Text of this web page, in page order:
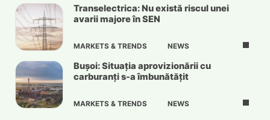
Transelectrica: Nu există riscul unei
avarii majore în SEN
MARKETS & TRENDS NEWS
Bușoi: Situația aprovizionării cu
carburanți s-a îmbunătățit
MARKETS & TRENDS NEWS